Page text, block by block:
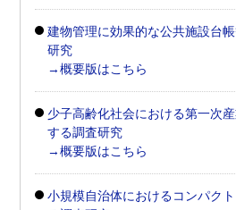
建物管理に効果的な公共施設台
研究
→概要版はこちら
少子高齢化社会における第一次
する調査研究
→概要版はこちら
小規模自治体におけるコンパク